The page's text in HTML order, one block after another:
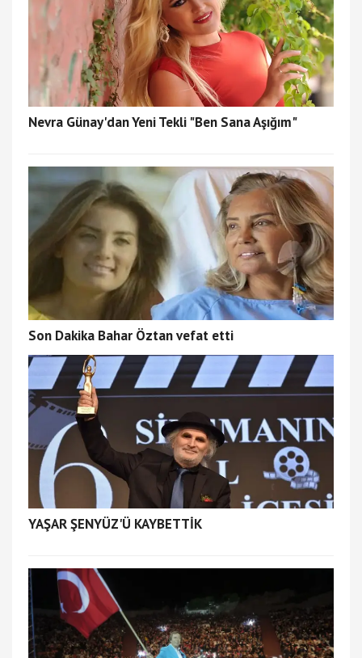
Nevra Günay'dan Yeni Tekli "Ben Sana Aşığım"
Son Dakika Bahar Öztan vefat etti
YAŞAR ŞENYÜZ'Ü KAYBETTİK